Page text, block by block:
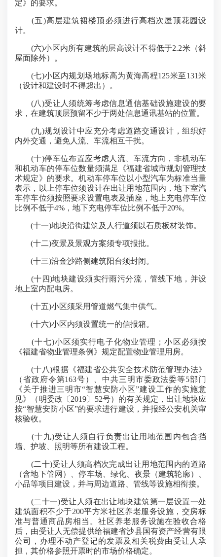
定》的要求。
(五)高层建筑裙楼顶必须进行高档次屋顶花园设
计。
(六)小区内所有建筑的层高设计不得低于2.2米（斜
屋面除外）。
(七)小区内规划场地标高为黄海高程125米至131米
（设计和建设时不得超出）。
(八)受让人须统筹考虑信息通信基础设施建设的要
求，在建筑顶层预留不少于两处信息通讯基站的位置。
(九)规划设计中应充分考虑道路交通设计，组织好
内外交通，避免人流、车流相互干扰。
(十)停车位布置应考虑人流、车流方向，非机动车
和机动车的停车位数量须满足《福建省城市规划管理技
术规定》的要求。机动车停车位以小型汽车为标准当量
表示，以上停车位须设计在出让用地范围内，地下室汽
车停车位须按照要求设置电表及插座，地上充电停车位
比例不低于4%，地下充电停车位比例不低于20%。
(十一)地块沿街建筑及人行道须以石质板材装饰。
(十二)夜景及景观方案须专项报批。
(十三)沿金沙路侧建筑阳台须封闭。
(十四)地块建设须实行雨污分流，管线下地，并设
地上室内配电房。
(十五)小区须采用管道燃气集中供气。
(十六)小区内须设置统一的信报箱。
(十七)小区须实行电子化物业管理；小区必须按
《福建省物业管理条例》规定配置物业管理用房。
(十八)根据《福建省公共安全技术防范管理办法》
（省政府令第163号）、中共三明市委政法委等5部门
《关于推进三明市“智慧安防小区”建设工作的实施意
见》（明委政〔2019〕52号）的有关规定，出让地块应
按“智慧安防小区”的要求进行建设，并报经公安机关审
核验收。
(十九)受让人须自行负责出让用地范围内包含挡
墙、护坡、照明等所有建设工程。
(二十)受让人须高档次完成出让用地范围内的道路
（含地下管网）、停车场、绿化、夜景（建筑轮廓）、
小品等项目建设，并与周边道路、管线等设施相衔接。
(二十一)受让人须在出让地块建筑第一层设置一处
建筑面积不少于200平方米社区养老服务设施，交房标
准与普通商品房相当。社区养老服务设施在验收合格
后，由受让人无偿提供给福建省沙县国有资产经营有限
公司，办理不动产登记的发票及相关税费由受让人承
担，其价格参照开票时的市场价格确定。